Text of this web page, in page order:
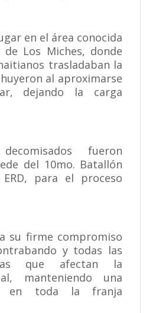
en el área conocida
Los Miches, donde
trasladaban la
al aproximarse
dejando la carga
fueron
del 10mo. Batallón
para el proceso
su firme compromiso
y todas las
que afectan la
manteniendo una
en toda la franja